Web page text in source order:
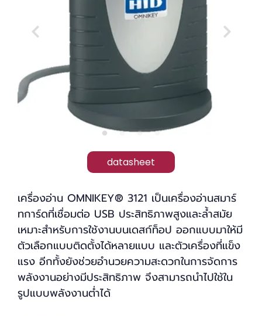
datasheet
เครื่องอ่าน OMNIKEY® 3121 เป็นเครื่องอ่านสมาร์
ทการ์ดที่เชื่อมต่อ USB ประสิทธิภาพสูงและล้ำสมัย
เหมาะสำหรับการใช้งานบนเดสก์ท็อป ออกแบบมาให้มี
ตัวเลือกแบบติดตั้งได้หลายแบบ และตัวเครื่องที่แข็ง
แรง อีกทั้งยังช่วยอำนวยความสะดวกในการจัดการ
พลังงานอย่างมีประสิทธิภาพ จึงสามารถนำไปใช้ใน
รูปแบบพลังงานต่ำได้